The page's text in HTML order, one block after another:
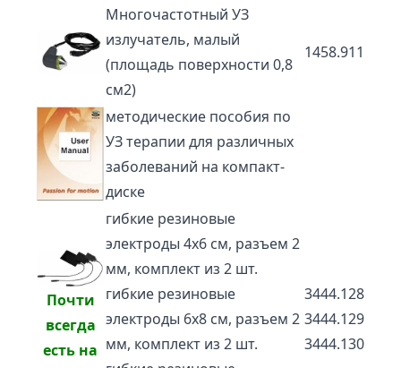
Многочастотный УЗ
излучатель, малый
(площадь поверхности 0,8
см2)
1458.911
методические пособия по
УЗ терапии для различных
заболеваний на компакт-
диске
Почти
всегда
есть на
гибкие резиновые
электроды 4х6 см, разъем 2
мм, комплект из 2 шт.
гибкие резиновые
электроды 6х8 см, разъем 2
мм, комплект из 2 шт.
3444.128
3444.129
3444.130